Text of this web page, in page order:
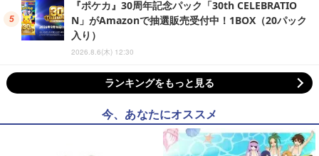
『ポケカ』30周年記念パック「30th CELEBRATIO
N」がAmazonで抽選販売受付中！1BOX（20パック
入り）
2026.8.6(木) 12:30
ランキングをもっと見る
今、あなたにオススメ